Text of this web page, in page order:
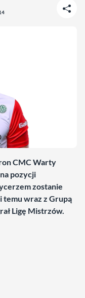
CMC Warty
pozycji
zostanie
temu wraz z Grupą
Ligę Mistrzów.